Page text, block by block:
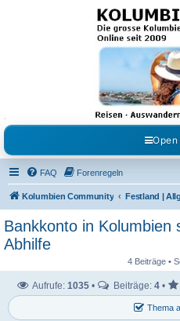
Kolumbienforum - Das
grosse Forum der
Freunde Kolumbiens
Reisen, Auswandern, Kultur, Politik,
Austausch, Erfahrungen und Gemeinschaft
Open
FAQ Forenregeln
Kolumbien Community
Bankkonto in Kolumbien
Abhilfe
4 Beiträge •
Thema
Aufrufe: 1035• Beiträge: 4•